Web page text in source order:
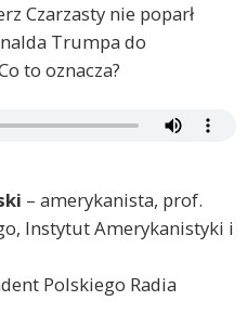
Czarzasty nie poparł
Trumpa do
to oznacza?
– amerykanista, prof.
Instytut Amerykanistyki i
Polskiego Radia